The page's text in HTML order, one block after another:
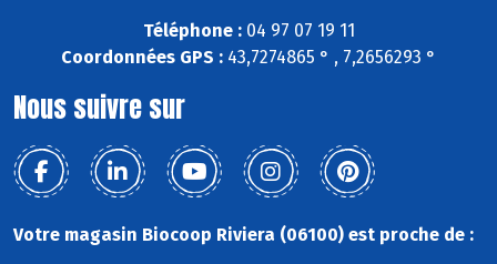
Téléphone :04 97 07 19 11
Coordonnées GPS : 43,7274865 ° , 7,2656293 °
Nous suivre sur
Votre magasin Biocoop Riviera (06100) est proche de :